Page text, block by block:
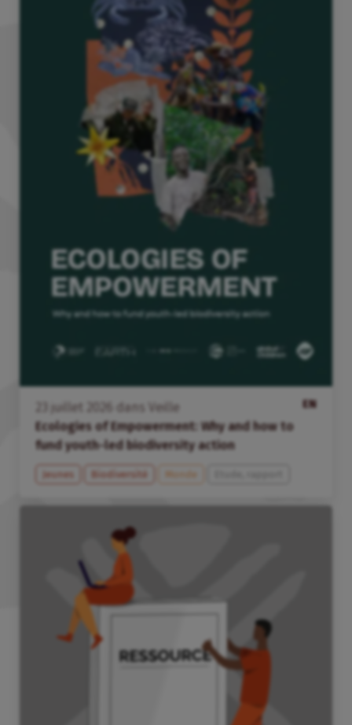
EN
juillet dans
Veille
Ecologies of Empowerment: Why and how to
fund youth-led biodiversity action
Jeunes Biodiversité Monde